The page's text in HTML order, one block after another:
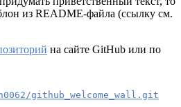
из README-файла (ссылку см.
на сайте GitHub или по
github_welcome_wall.git